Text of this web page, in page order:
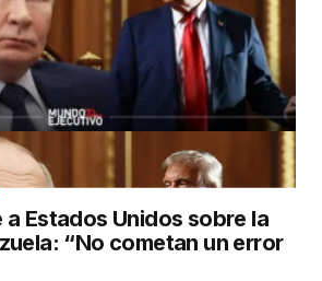
a Estados Unidos sobre la
“No cometan un error